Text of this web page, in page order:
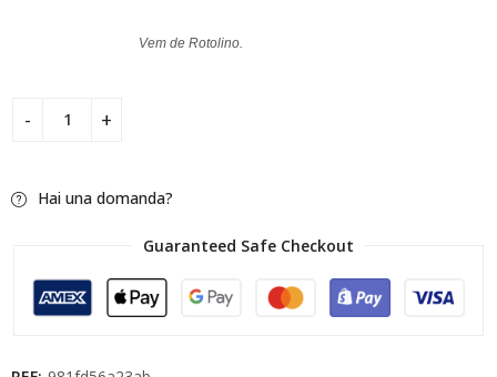
Vem de Rotolino.
Hai una domanda?
Guaranteed Safe Checkout